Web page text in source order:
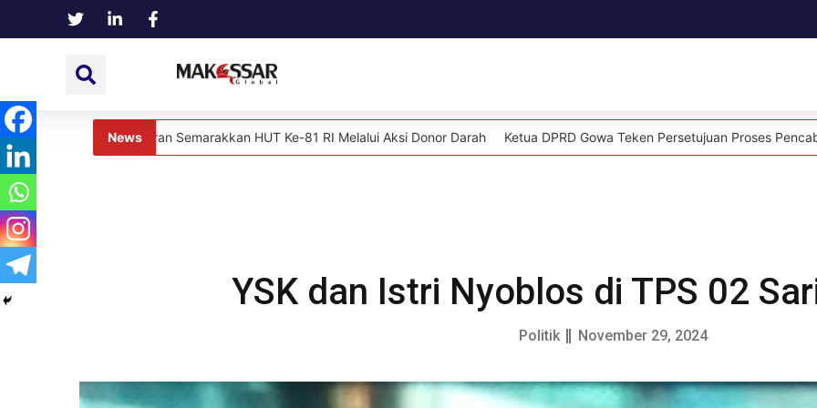
News
Jajaran Semarakkan HUT Ke-81 RI Melalui Aksi Donor Darah Ketua DPRD Gowa Teken Persetujuan Proses Pencabutan Perda LAD,
YSK dan Istri Nyoblos di TPS 02
Politik November 29, 2024